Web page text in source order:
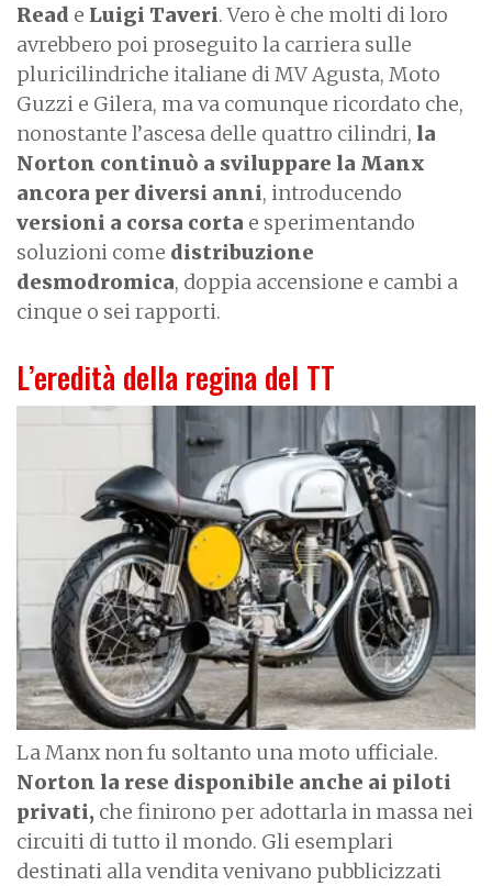
Read e Luigi Taveri. Vero è che molti di loro
avrebbero poi proseguito la carriera sulle
pluricilindriche italiane di MV Agusta, Moto
Guzzi e Gilera, ma va comunque ricordato che,
nonostante l’ascesa delle quattro cilindri, la
Norton continuò a sviluppare la Manx
ancora per diversi anni, introducendo
versioni a corsa corta e sperimentando
soluzioni come distribuzione
desmodromica, doppia accensione e cambi a
cinque o sei rapporti.
L’eredità della regina del TT
La Manx non fu soltanto una moto ufficiale.
Norton la rese disponibile anche ai piloti
privati, che finirono per adottarla in massa nei
circuiti di tutto il mondo. Gli esemplari
destinati alla vendita venivano pubblicizzati